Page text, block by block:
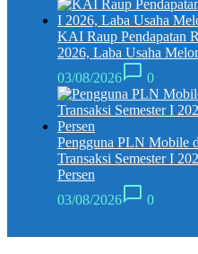
KAI Raup Pendapatan
2026, Laba Usaha
03/08/2026
0
Pengguna PLN Mobile
Transaksi Semester I
Persen
03/08/2026
0